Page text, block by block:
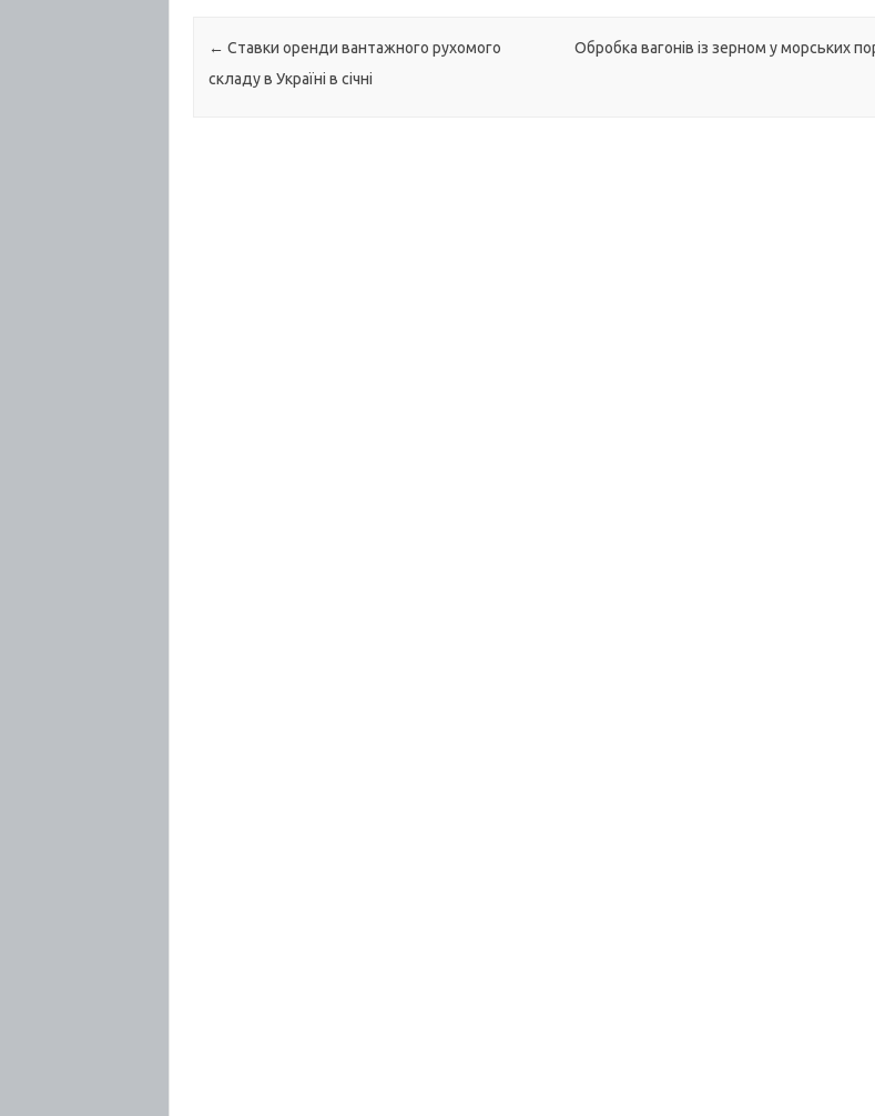
Post navigation
← Ставки оренди вантажного рухомого
складу в Україні в січні
Обробка вагонів із зерном у морських